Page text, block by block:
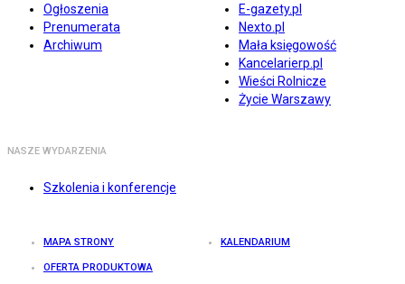
Ogłoszenia
Prenumerata
Archiwum
E-gazety.pl
Nexto.pl
Mała księgowość
Kancelarierp.pl
Wieści Rolnicze
Życie Warszawy
NASZE WYDARZENIA
Szkolenia i konferencje
MAPA STRONY KALENDARIUM
OFERTA PRODUKTOWA